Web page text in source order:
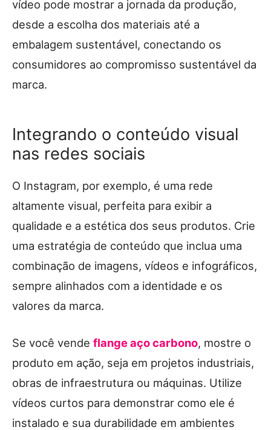
vídeo pode mostrar a jornada da produção,
desde a escolha dos materiais até a
embalagem sustentável, conectando os
consumidores ao compromisso sustentável da
marca.
Integrando o conteúdo visual
nas redes sociais
O Instagram, por exemplo, é uma rede
altamente visual, perfeita para exibir a
qualidade e a estética dos seus produtos. Crie
uma estratégia de conteúdo que inclua uma
combinação de imagens, vídeos e infográficos,
sempre alinhados com a identidade e os
valores da marca.
Se você vende flange aço carbono, mostre o
produto em ação, seja em projetos industriais,
obras de infraestrutura ou máquinas. Utilize
vídeos curtos para demonstrar como ele é
instalado e sua durabilidade em ambientes